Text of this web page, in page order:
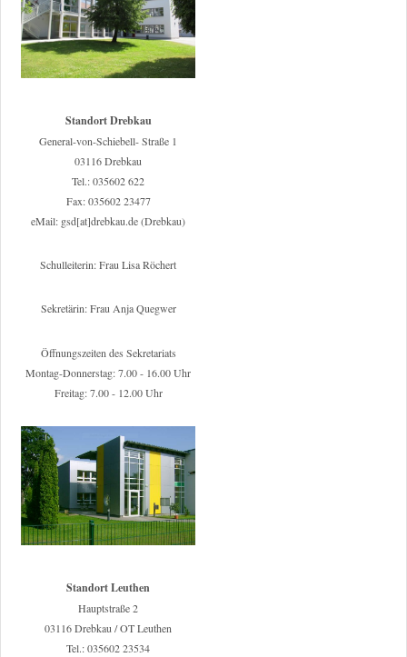
Standort Drebkau
General-von-Schiebell- Straße 1
03116 Drebkau
Tel.: 035602 622
Fax: 035602 23477
eMail: gsd[at]drebkau.de (Drebkau)
Schulleiterin: Frau Lisa Röchert
Sekretärin: Frau Anja Quegwer
Öffnungszeiten des Sekretariats
Montag-Donnerstag: 7.00 - 16.00 Uhr
Freitag: 7.00 - 12.00 Uhr
Standort Leuthen
Hauptstraße 2
03116 Drebkau / OT Leuthen
Tel.: 035602 23534